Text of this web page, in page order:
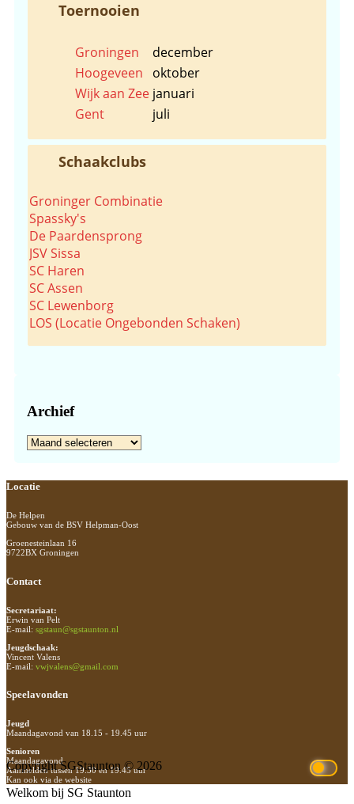
Toernooien
Groningen
december
Hoogeveen
oktober
Wijk aan Zee januari
Gent
juli
Schaakclubs
Groninger Combinatie
Spassky's
De Paardensprong
JSV Sissa
SC Haren
SC Assen
SC Lewenborg
LOS (Locatie Ongebonden Schaken)
Archief
Archief
Footer
Locatie
De Helpen
Gebouw van de BSV Helpman-Oost
Groenesteinlaan 16
9722BX Groningen
Contact
Secretariaat:
Erwin van Pelt
E-mail: sgstaun@sgstaunton.nl
Jeugdschaak:
Vincent Valens
E-mail: vwjvalens@gmail.com
Speelavonden
Jeugd
Maandagavond van 18.15 - 19.45 uur
Senioren
Maandagavond
Aanmelden tussen 19.30 en 19.45 uur
Kan ook via de website
Copyright SGStaunton © 2026
Welkom bij SG Staunton